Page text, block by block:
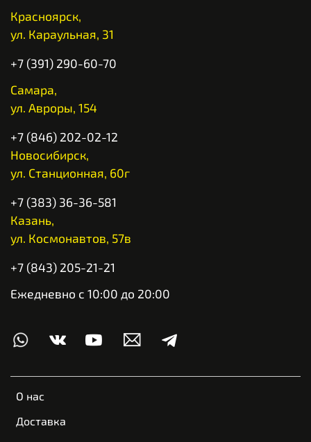
О нас
Доставка
Красноярск,
ул. Караульная, 31
+7 (391) 290-60-70
Самара,
ул. Авроры, 154
+7 (846) 202-02-12
Новосибирск,
ул. Станционная, 60г
+7 (383) 36-36-581
Казань,
ул. Космонавтов, 57в
+7 (843) 205-21-21
Ежедневно с 10:00 до 20:00